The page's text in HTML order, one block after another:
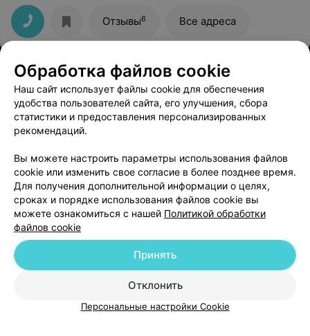
продавцы многое подсказали. Ветеринарную аптеку
рекомендую!
Отзывы6 Все адреса
ПУНКТ САМОВЫВОЗА
ГиперZOO
Минск, ул. Налибокская, 8 до 21:00
Продажа животных:
Все адреса
Добавить компанию
Добавить специалиста
Обработка файлов cookie
Наш сайт использует файлы cookie для обеспечения
удобства пользователей сайта, его улучшения, сбора
статистики и предоставления персонализированных
рекомендаций.
Вы можете настроить параметры использования файлов
cookie или изменить свое согласие в более позднее время.
Для получения дополнительной информации о целях,
сроках и порядке использования файлов cookie вы
можете ознакомиться с нашей Политикой обработки
файлов cookie
Отклонить
Принять
Персональные настройки Cookie